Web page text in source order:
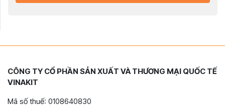
CÔNG TY CỔ PHẦN SẢN XUẤT VÀ THƯƠNG MẠI QUỐC TẾ
VINAKIT
Mã số thuế: 0108640830